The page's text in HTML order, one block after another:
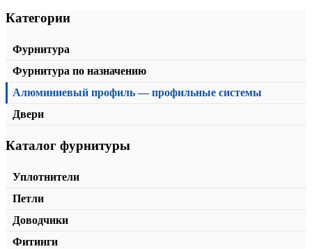
Рейка одинарный витраж
от354,00₽/м2 В корзину
Категории
Фурнитура
Фурнитура по назначению
Алюминиевый профиль — профильные системы
Двери
Каталог фурнитуры
Уплотнители
Петли
Доводчики
Фитинги